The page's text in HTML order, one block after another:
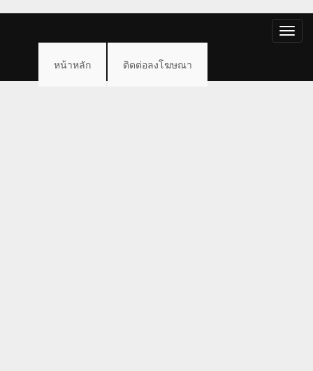
Toggle
หน้าหลัก ติดต่อลงโฆษณา